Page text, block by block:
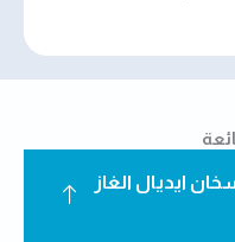
ايديال الغاز